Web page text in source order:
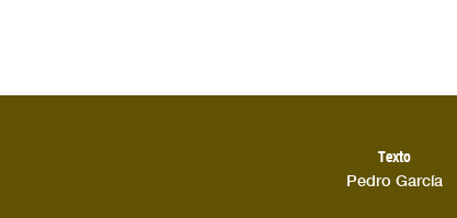
Texto
Pedro García